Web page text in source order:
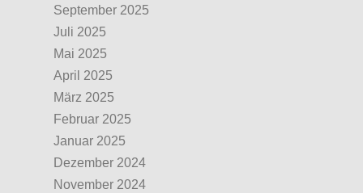
September 2025
Juli 2025
Mai 2025
April 2025
März 2025
Februar 2025
Januar 2025
Dezember 2024
November 2024